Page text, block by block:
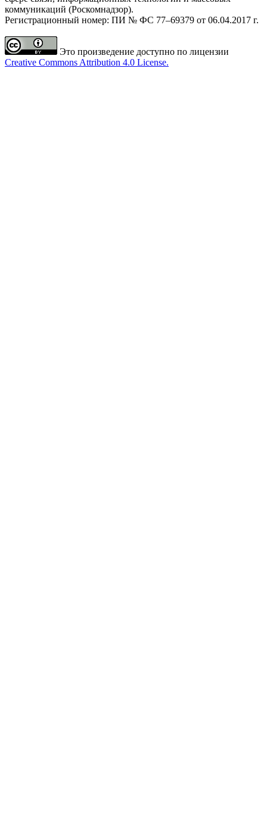
коммуникаций (Роскомнадзор).
Регистрационный номер: ПИ № ФС 77–69379 от 06.04.2017 г.
Это произведение доступно по лицензии
Creative Commons Attribution 4.0 License.